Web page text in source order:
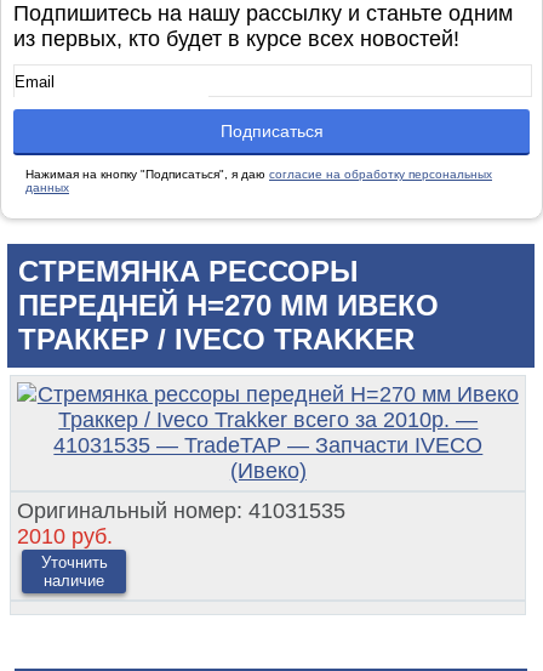
Подпишитесь на нашу рассылку и станьте одним
из первых, кто будет в курсе всех новостей!
Нажимая на кнопку "Подписаться", я даю согласие на обработку персональных
данных
CТРЕМЯНКА РЕССОРЫ
ПЕРЕДНЕЙ H=270 ММ ИВЕКО
ТРАККЕР / IVECO TRAKKER
Оригинальный номер: 41031535
2010 руб.
Уточнить
наличие